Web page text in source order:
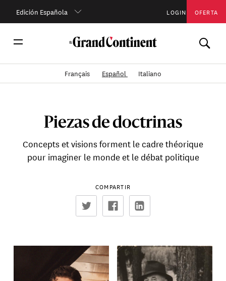
Edición Española LOGIN OFERTA
Français Español Italiano
Piezas de doctrinas
Concepts et visions forment le cadre théorique
pour imaginer le monde et le débat politique
COMPARTIR